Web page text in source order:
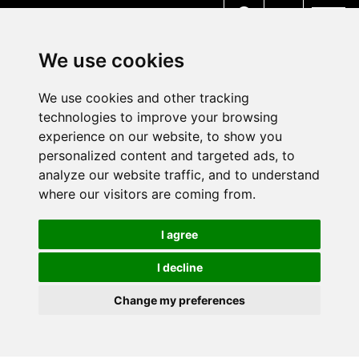
We use cookies
We use cookies and other tracking
technologies to improve your browsing
experience on our website, to show you
personalized content and targeted ads, to
analyze our website traffic, and to understand
where our visitors are coming from.
I agree
I decline
Change my preferences